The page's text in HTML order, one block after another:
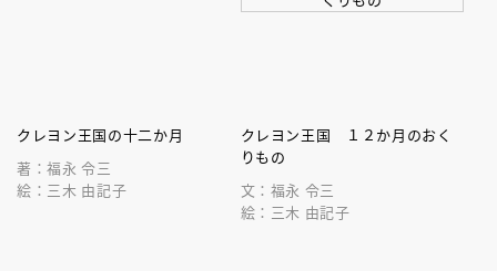
クレヨン王国の十二か月
著：福永 令三
絵：三木 由記子
クレヨン王国 １２か月のおく
りもの
文：福永 令三
絵：三木 由記子